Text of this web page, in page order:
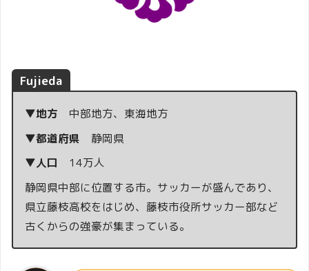
Fujieda
▼地方 中部地方、東海地方
▼都道府県 静岡県
▼人口 14万人
静岡県中部に位置する市。サッカーが盛んであり、
県立藤枝高校をはじめ、藤枝市役所サッカー部など
古くからの強豪が集まっている。